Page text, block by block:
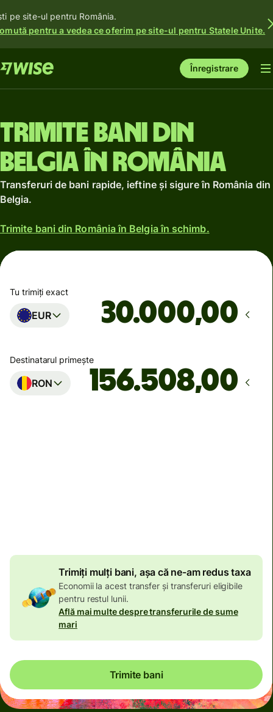
pe site-ul pentru România.
pentru a vedea ce oferim pe site-ul pentru Statele Unite.
Înregistrare
Trimite bani din
Belgia în România
Transferuri de bani rapide, ieftine și sigure în România din
Belgia.
Trimite bani din România în Belgia în schimb.
Tu trimiți exact
EUR ,00
Destinatarul primește
RON ,00
Trimiți mulți bani, așa că ne-am redus taxa
Economii la acest transfer și transferuri eligibile
pentru restul lunii.
Află mai multe despre transferurile de sume
mari
Trimite bani